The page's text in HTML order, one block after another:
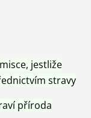
jestliže
stravy
příroda